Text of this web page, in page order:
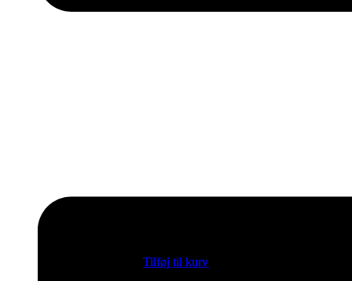
Tilføj til kurv
Tilføj til kurv